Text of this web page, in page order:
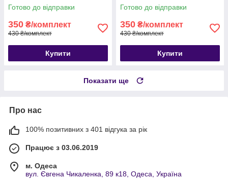
Готово до відправки
350 ₴/комплект
430 ₴/комплект
Купити
Готово до відправки
350 ₴/комплект
430 ₴/комплект
Купити
Показати ще
Про нас
100% позитивних з 401 відгука за рік
Працює з 03.06.2019
м. Одеса
вул. Євгена Чикаленка, 89 к18, Одеса, Україна